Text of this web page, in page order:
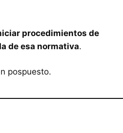
procedimientos de
de esa normativa.
pospuesto.